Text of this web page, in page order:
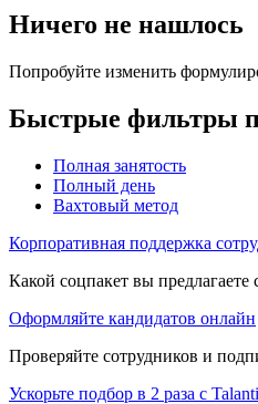
Ничего не нашлось
Попробуйте изменить
Быстрые фильтры
Полная занятость
Полный день
Вахтовый метод
Корпоративная поддержка
Какой соцпакет вы
Оформляйте кандидатов онлайн
Проверяйте сотрудников и
Ускорьте подбор в 2 раза с